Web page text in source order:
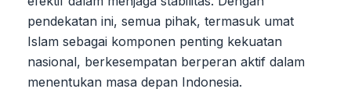
pendekatan ini, semua pihak, termasuk umat
Islam sebagai komponen penting kekuatan
nasional, berkesempatan berperan aktif dalam
menentukan masa depan Indonesia.